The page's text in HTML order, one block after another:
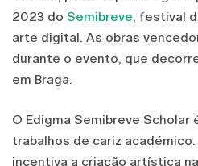
2023 do Semibreve, festival
arte digital. As obras
durante o evento, que
em Braga.
O Edigma Semibreve Scholar
trabalhos de cariz
incentiva a criação artística